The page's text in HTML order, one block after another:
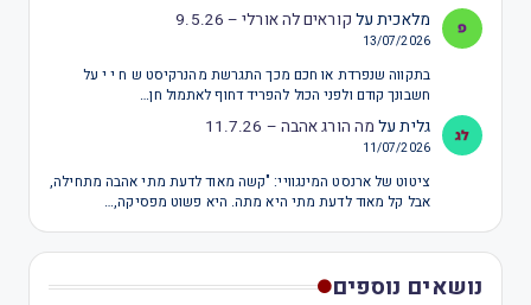
מלאכיתעל קוראים לה אורלי – 9.5.26
13/07/2026
בתקווה שנפרדת או חכם מכך התגרשת מהנרקיסט ש ח י י על
חשבונך קודם ולפני הכול להפריד דחוף לאתמול חן…
גליתעל מה הורג אהבה – 11.7.26
11/07/2026
ציטוט של ארנסט המינגוויי: "קשה מאוד לדעת מתי אהבה מתחילה,
אבל קל מאוד לדעת מתי היא מתה. היא פשוט מפסיקה,…
נושאים נוספים